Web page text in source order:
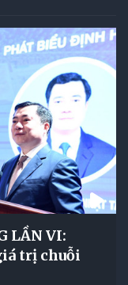
LẦN VI:
trị chuỗi